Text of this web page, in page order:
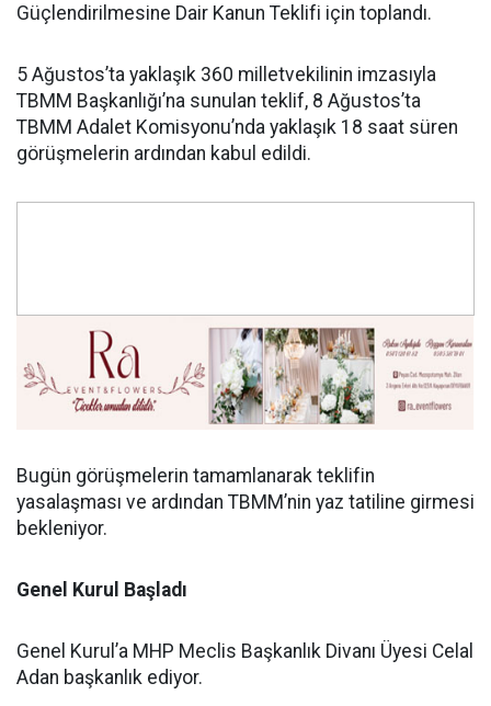
Güçlendirilmesine Dair Kanun Teklifi için toplandı.
5 Ağustos’ta yaklaşık 360 milletvekilinin imzasıyla
TBMM Başkanlığı’na sunulan teklif, 8 Ağustos’ta
TBMM Adalet Komisyonu’nda yaklaşık 18 saat süren
görüşmelerin ardından kabul edildi.
Bugün görüşmelerin tamamlanarak teklifin
yasalaşması ve ardından TBMM’nin yaz tatiline girmesi
bekleniyor.
Genel Kurul Başladı
Genel Kurul’a MHP Meclis Başkanlık Divanı Üyesi Celal
Adan başkanlık ediyor.